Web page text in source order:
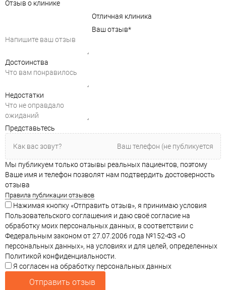
Отзыв о клинике
Отличная клиника
Ваш отзыв*
Достоинства
Недостатки
Представьтесь
Мы публикуем только отзывы реальных пациентов, поэтому
Ваше имя и телефон позволят нам подтвердить достоверность
отзыва
Правила публикации отзывов
Нажимая кнопку «Отправить отзыв», я принимаю условия
Пользовательского соглашения и даю своё согласие на
обработку моих персональных данных, в соответствии с
Федеральным законом от 27.07.2006 года №152-ФЗ «О
персональных данных», на условиях и для целей, определенных
Политикой конфиденциальности.
Я согласен на обработку персональных данных
Отправить отзыв